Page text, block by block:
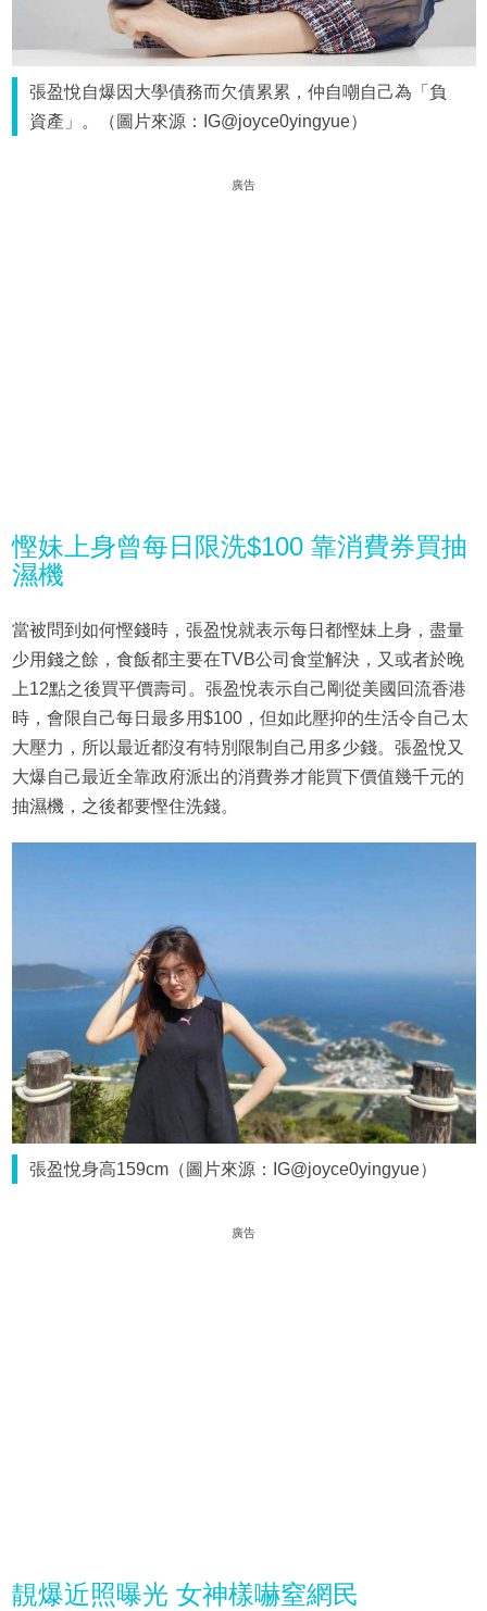
張盈悅自爆因大學債務而欠債累累，仲自嘲自己為「負
資產」。（圖片來源：IG@joyce0yingyue）
廣告
慳妹上身曾每日限洗$100 靠消費券買抽
濕機
當被問到如何慳錢時，張盈悅就表示每日都慳妹上身，盡量
少用錢之餘，食飯都主要在TVB公司食堂解決，又或者於晚
上12點之後買平價壽司。​​張盈悅表示自己剛從美國回流香港
時，會限自己每日最多用$100，但如此壓抑的生活令自己太
大壓力，所以最近都沒有特別限制自己用多少錢。張盈悅又
大爆自己最近全靠政府派出的消費券才能買下價值幾千元的
抽濕機，之後都要慳住洗錢。
張盈悅身高159cm（圖片來源：IG@joyce0yingyue）
廣告
靚爆近照曝光 女神樣嚇窒網民